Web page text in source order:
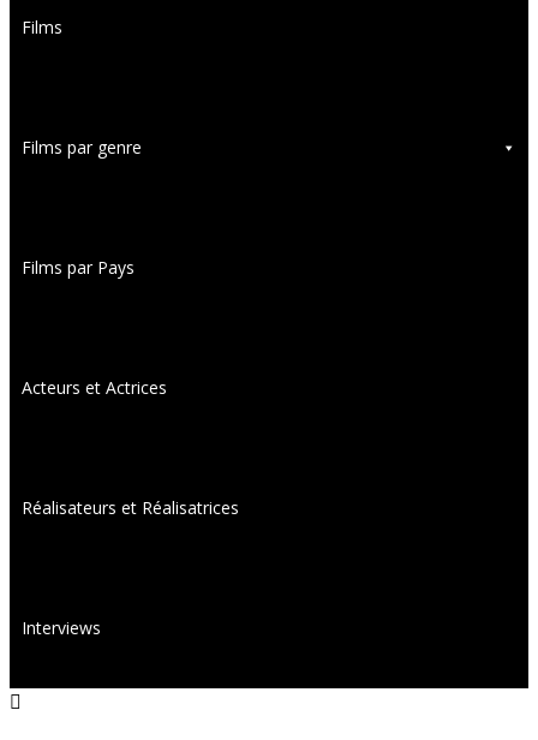
Films
Films par genre
Films par Pays
Acteurs et Actrices
Réalisateurs et Réalisatrices
Interviews